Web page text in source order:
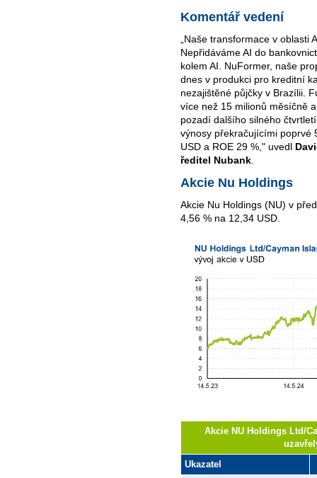
Komentář vedení
„Naše transformace v oblasti
Nepřidáváme AI do
kolem AI. NuFormer, naše
dnes v produkci pro kreditní
nezajištěné půjčky v Brazílii.
více než 15 milionů měsíčně
pozadí dalšího silného
výnosy překračujícími poprvé
USD a ROE 29 %," uvedl
ředitel Nubank.
Akcie Nu Holdings
Akcie Nu Holdings (NU) v
4,56 % na 12,34 USD.
Akcie NU Holdings Ltd/
Ukazatel